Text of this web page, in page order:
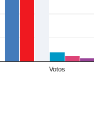
Votos